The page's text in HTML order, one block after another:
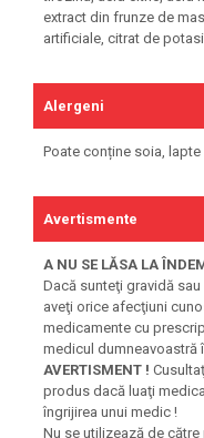
extract din frunze de
artificiale, citrat de
Alergeni
Poate conține soia,
Avertismente
A NU SE LĂSA LA
Dacă sunteţi gravidă
aveţi orice afecţiuni
medicamente cu
medicul dumneavoastră
AVERTISMENT !
produs dacă luaţi
îngrijirea unui medic !
Nu se utilizează de